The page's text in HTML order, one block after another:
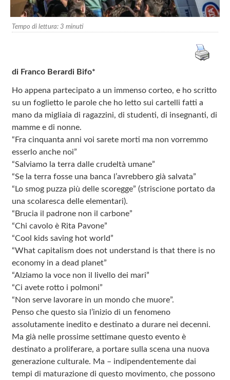
Tempo di lettura: 3 minuti
di Franco Berardi Bifo*
Ho appena partecipato a un immenso corteo, e ho scritto
su un foglietto le parole che ho letto sui cartelli fatti a
mano da migliaia di ragazzini, di studenti, di insegnanti, di
mamme e di nonne.
“Fra cinquanta anni voi sarete morti ma non vorremmo
esserlo anche noi”
“Salviamo la terra dalle crudeltà umane”
“Se la terra fosse una banca l’avrebbero già salvata”
“Lo smog puzza più delle scoregge” (striscione portato da
una scolaresca delle elementari).
“Brucia il padrone non il carbone”
“Chi cavolo è Rita Pavone”
“Cool kids saving hot world”
“What capitalism does not understand is that there is no
economy in a dead planet”
“Alziamo la voce non il livello dei mari”
“Ci avete rotto i polmoni”
“Non serve lavorare in un mondo che muore”.
Penso che questo sia l’inizio di un fenomeno
assolutamente inedito e destinato a durare nei decenni.
Ma già nelle prossime settimane questo evento è
destinato a proliferare, a portare sulla scena una nuova
generazione culturale. Ma – indipendentemente dai
tempi di maturazione di questo movimento, che possono